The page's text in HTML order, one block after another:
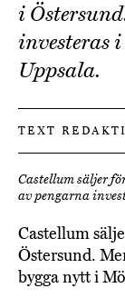
i
investeras
Uppsala.
TEXT
Castellum säljer
av pengarna
Castellum
Östersund.
bygga nytt i